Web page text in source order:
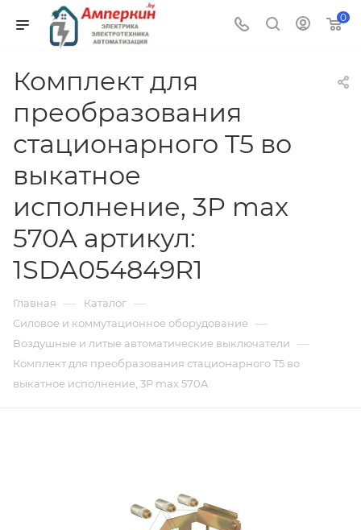
0
Комплект для
преобразования
стационарного T5 во
выкатное
исполнение, 3P max
570A артикул:
1SDA054849R1
Главная — Каталог —
Силовое и коммутационное оборудование —
Воздушные и литые автоматические выключатели —
Комплект для преобразования стационарного T5 во
выкатное исполнение, 3P max 570A